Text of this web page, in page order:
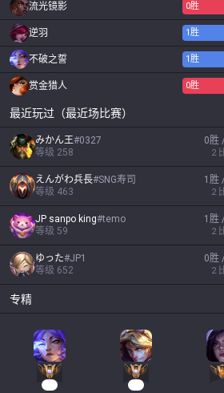
流光镜影 0胜
逆羽 1胜
不破之誓 1胜
赏金猎人 0胜
最近玩过（最近场比赛）
みかん王#0327
等级 258
0胜
2
えんがわ兵長#SNG寿司
等级 463
1胜
2
JP sanpo king#temo
等级 59
1胜
2
ゆった#JP1
等级 652
0胜
2
专精